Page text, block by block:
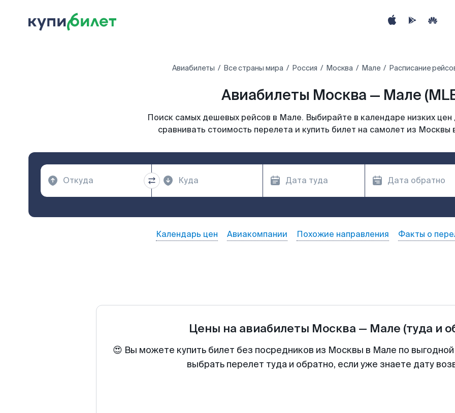
Авиабилеты Все страны мира Россия Москва Мале Расписание
Авиабилеты Москва — Мале
Поиск самых дешевых рейсов в Мале. Выбирайте в календаре низких цен
сравнивать стоимость перелета и купить билет на самолет из Москвы
Календарь цен Авиакомпании Похожие направления Факты о
Цены на авиабилеты Москва — Мале (туда и
😍 Вы можете купить билет без посредников из Москвы в Мале по
выбрать перелет туда и обратно, если уже знаете дату